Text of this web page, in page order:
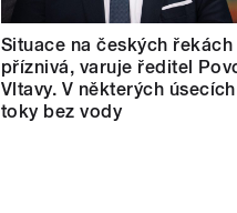
Situace na českých řekách
příznivá, varuje ředitel
Vltavy. V některých
toky bez vody